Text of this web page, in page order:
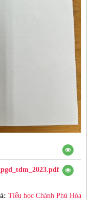
Tiểu học Chánh Phú Hòa